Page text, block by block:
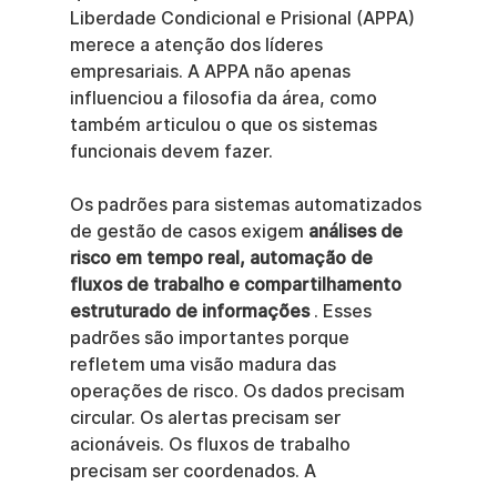
Liberdade Condicional e Prisional (APPA)
merece a atenção dos líderes
empresariais. A APPA não apenas
influenciou a filosofia da área, como
também articulou o que os sistemas
funcionais devem fazer.
Os padrões para sistemas automatizados
de gestão de casos exigem análises de
risco em tempo real, automação de
fluxos de trabalho e compartilhamento
estruturado de informações . Esses
padrões são importantes porque
refletem uma visão madura das
operações de risco. Os dados precisam
circular. Os alertas precisam ser
acionáveis. Os fluxos de trabalho
precisam ser coordenados. A